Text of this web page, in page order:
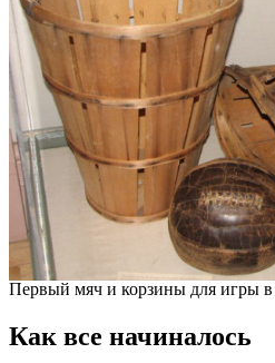
Первый мяч и корзины для игры в
Как все начиналось